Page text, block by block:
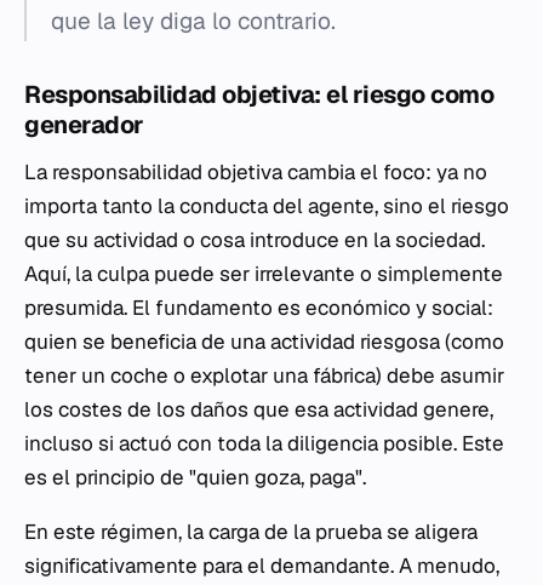
que la ley diga lo contrario.
Responsabilidad objetiva: el riesgo como
generador
La responsabilidad objetiva cambia el foco: ya no
importa tanto la conducta del agente, sino el riesgo
que su actividad o cosa introduce en la sociedad.
Aquí, la culpa puede ser irrelevante o simplemente
presumida. El fundamento es económico y social:
quien se beneficia de una actividad riesgosa (como
tener un coche o explotar una fábrica) debe asumir
los costes de los daños que esa actividad genere,
incluso si actuó con toda la diligencia posible. Este
es el principio de "quien goza, paga".
En este régimen, la carga de la prueba se aligera
significativamente para el demandante. A menudo,